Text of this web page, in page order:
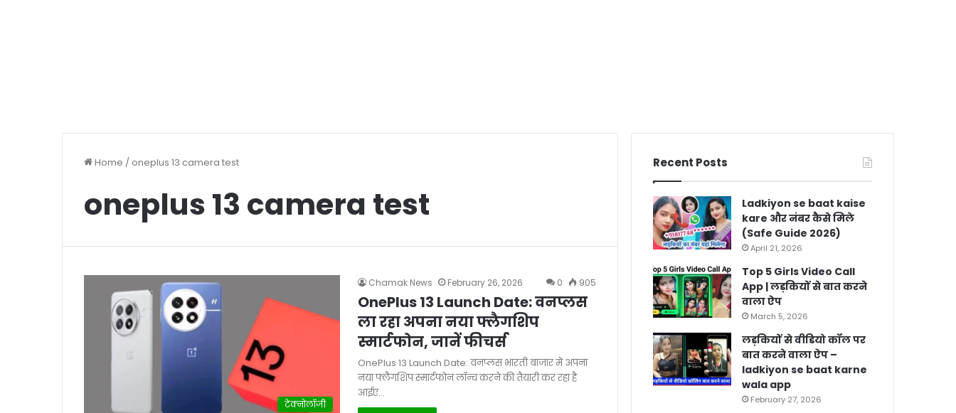
Home / oneplus 13 camera test
oneplus 13 camera test
टेक्नोलॉजी
Chamak News February 26, 2026 0 905
OnePlus 13 Launch Date: वनप्लस
ला रहा अपना नया फ्लैगशिप
स्मार्टफोन, जानें फीचर्स
OnePlus 13 Launch Date: वनप्लस भारती बाजार में अपना
नया फ्लैगशिप स्मार्टफोन लॉन्च करने की तैयारी कर रहा है
आईए…
Recent Posts
Ladkiyon se baat kaise
kare और नंबर कैसे मिले
(Safe Guide 2026)
April 21, 2026
Top 5 Girls Video Call
App | लड़कियों से बात करने
वाला ऐप
March 5, 2026
लड़कियों से वीडियो कॉल पर
बात करने वाला ऐप –
ladkiyon se baat karne
wala app
February 27, 2026